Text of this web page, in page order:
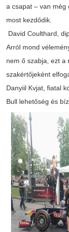
acsapat – van még
most kezdődik
DavidCoulthard ,
Arról mond
nem őszabja ,ezt a
szakértőjeként
Danyiil Kvjat ,fiatal
Bull lehetőség és